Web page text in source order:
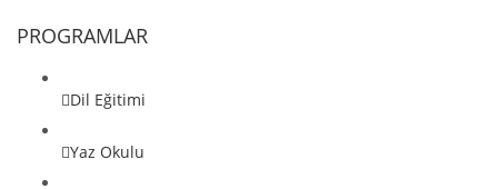
PROGRAMLAR
Dil Eğitimi
Yaz Okulu